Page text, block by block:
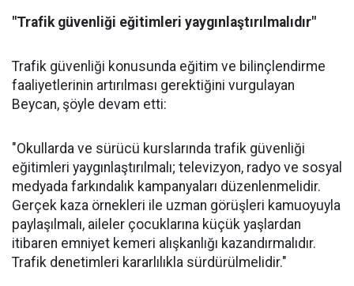
"Trafik güvenliği eğitimleri yaygınlaştırılmalıdır"
Trafik güvenliği konusunda eğitim ve bilinçlendirme
faaliyetlerinin artırılması gerektiğini vurgulayan
Beycan, şöyle devam etti:
"Okullarda ve sürücü kurslarında trafik güvenliği
eğitimleri yaygınlaştırılmalı; televizyon, radyo ve sosyal
medyada farkındalık kampanyaları düzenlenmelidir.
Gerçek kaza örnekleri ile uzman görüşleri kamuoyuyla
paylaşılmalı, aileler çocuklarına küçük yaşlardan
itibaren emniyet kemeri alışkanlığı kazandırmalıdır.
Trafik denetimleri kararlılıkla sürdürülmelidir."